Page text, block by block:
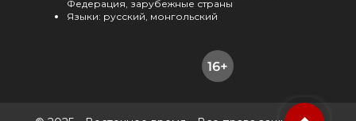
Федерация, зарубежные страны
Языки: русский, монгольский